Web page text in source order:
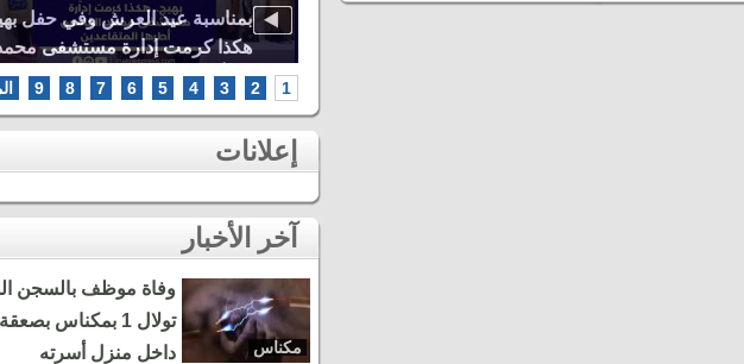
بمناسبة عيد العرش وفي حفل
هكذا كرمت إدارة مستشفى
الخامس أطرها المتقاعدين
1
2
3
4
5
6
7
8
9
مكناس
وفاة موظف بالسجن
تولال 1 بمكناس
داخل منزل أسرته